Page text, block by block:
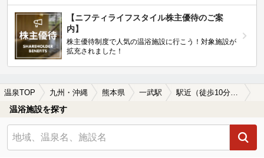
【ニフティライフスタイル株主優待のご案
内】
株主優待制度で人気の温浴施設に行こう！対象施設が
拡充されました！
温泉TOP 九州・沖縄 熊本県 一武駅 駅近（徒歩10分以内）の一武駅近くの温泉、日帰り温泉、スーパー銭湯おすすめ
温浴施設を探す